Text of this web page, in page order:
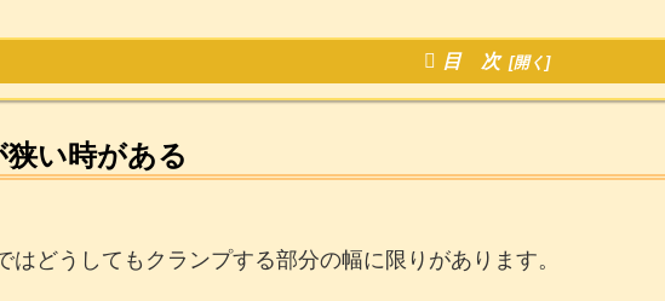
目 次
い時がある
どうしてもクランプする部分の幅に限りがあります。